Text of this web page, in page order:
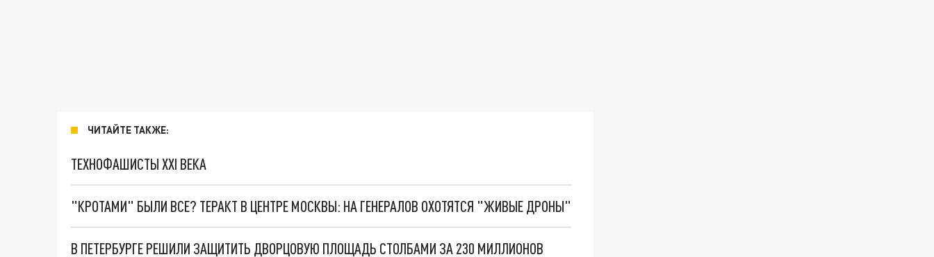
ЧИТАЙТЕ ТАКЖЕ:
ТЕХНОФАШИСТЫ XXI ВЕКА
"КРОТАМИ" БЫЛИ ВСЕ? ТЕРАКТ В ЦЕНТРЕ МОСКВЫ: НА ГЕНЕРАЛОВ ОХОТЯТСЯ "ЖИВЫЕ ДРОНЫ"
В ПЕТЕРБУРГЕ РЕШИЛИ ЗАЩИТИТЬ ДВОРЦОВУЮ ПЛОЩАДЬ СТОЛБАМИ ЗА 230 МИЛЛИОНОВ